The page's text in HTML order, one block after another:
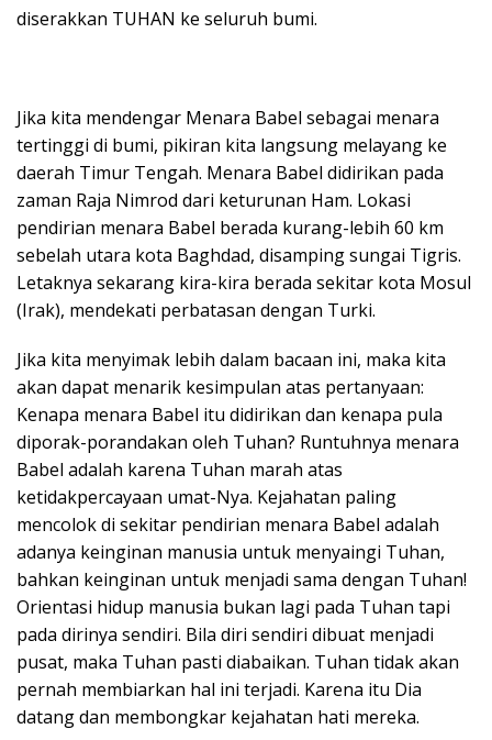
diserakkan TUHAN ke seluruh bumi.
Jika kita mendengar Menara Babel sebagai menara
tertinggi di bumi, pikiran kita langsung melayang ke
daerah Timur Tengah. Menara Babel didirikan pada
zaman Raja Nimrod dari keturunan Ham. Lokasi
pendirian menara Babel berada kurang-lebih 60 km
sebelah utara kota Baghdad, disamping sungai Tigris.
Letaknya sekarang kira-kira berada sekitar kota Mosul
(Irak), mendekati perbatasan dengan Turki.
Jika kita menyimak lebih dalam bacaan ini, maka kita
akan dapat menarik kesimpulan atas pertanyaan:
Kenapa menara Babel itu didirikan dan kenapa pula
diporak-porandakan oleh Tuhan? Runtuhnya menara
Babel adalah karena Tuhan marah atas
ketidakpercayaan umat-Nya. Kejahatan paling
mencolok di sekitar pendirian menara Babel adalah
adanya keinginan manusia untuk menyaingi Tuhan,
bahkan keinginan untuk menjadi sama dengan Tuhan!
Orientasi hidup manusia bukan lagi pada Tuhan tapi
pada dirinya sendiri. Bila diri sendiri dibuat menjadi
pusat, maka Tuhan pasti diabaikan. Tuhan tidak akan
pernah membiarkan hal ini terjadi. Karena itu Dia
datang dan membongkar kejahatan hati mereka.